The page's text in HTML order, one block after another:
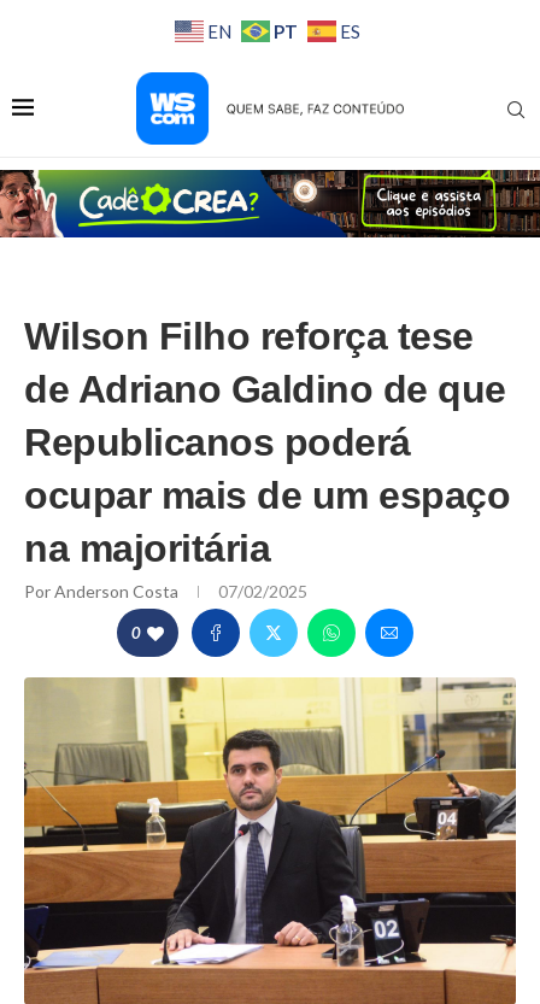
EN PT ES
Wilson Filho reforça tese
de Adriano Galdino de que
Republicanos poderá
ocupar mais de um espaço
na majoritária
PorAnderson Costa 07/02/2025
0